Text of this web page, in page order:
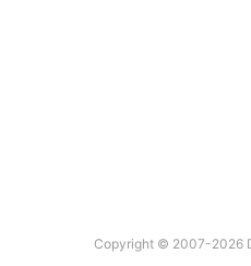
Copyright © 2007-2026